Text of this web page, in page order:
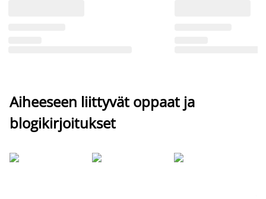
Aiheeseen liittyvät oppaat ja
blogikirjoitukset